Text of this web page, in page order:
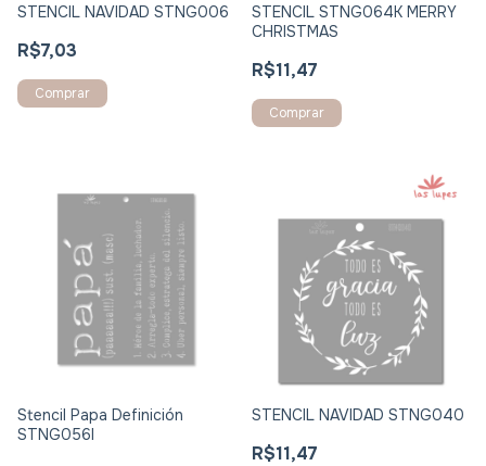
STENCIL NAVIDAD STNG006
R$7,03
Comprar
STENCIL STNG064K MERRY
CHRISTMAS
R$11,47
Stencil Papa Definición
STNG056I
STENCIL NAVIDAD STNG040
R$11,47